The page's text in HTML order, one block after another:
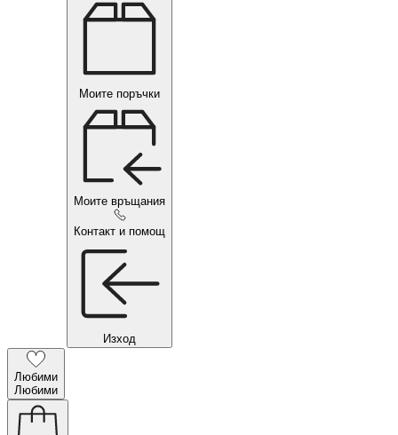
Моите поръчки
Моите връщания
Контакт и помощ
Изход
Любими
Любими